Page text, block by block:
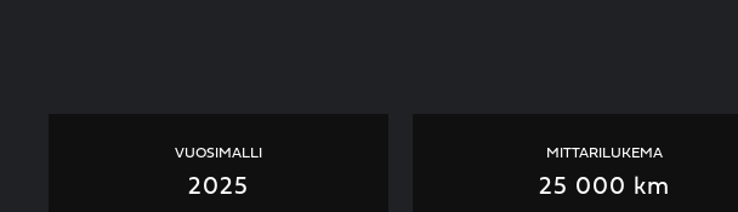
VUOSIMALLI
2025
MITTARILUKEMA
25 000 km